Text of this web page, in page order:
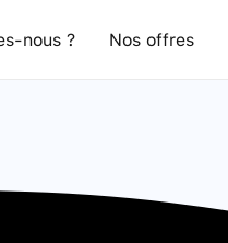
nous ? Nos offres